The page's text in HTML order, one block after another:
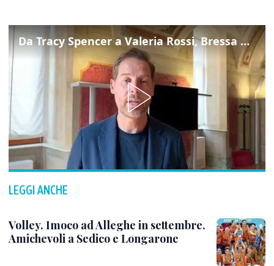
Da Tracy Spencer a Valeria Rossi, Bressa presenta il Ferragosto in Prato della Valle
LEGGI ANCHE
Volley. Imoco ad Alleghe in settembre.
Amichevoli a Sedico e Longarone